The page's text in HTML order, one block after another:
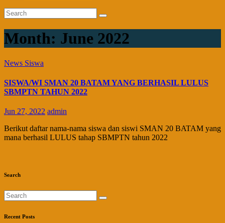
Month: June 2022
News Siswa
SISWA/WI SMAN 20 BATAM YANG BERHASIL LULUS
SBMPTN TAHUN 2022
Jun 27, 2022 admin
Berikut daftar nama-nama siswa dan siswi SMAN 20 BATAM yang
mana berhasil LULUS tahap SBMPTN tahun 2022
Search
Recent Posts